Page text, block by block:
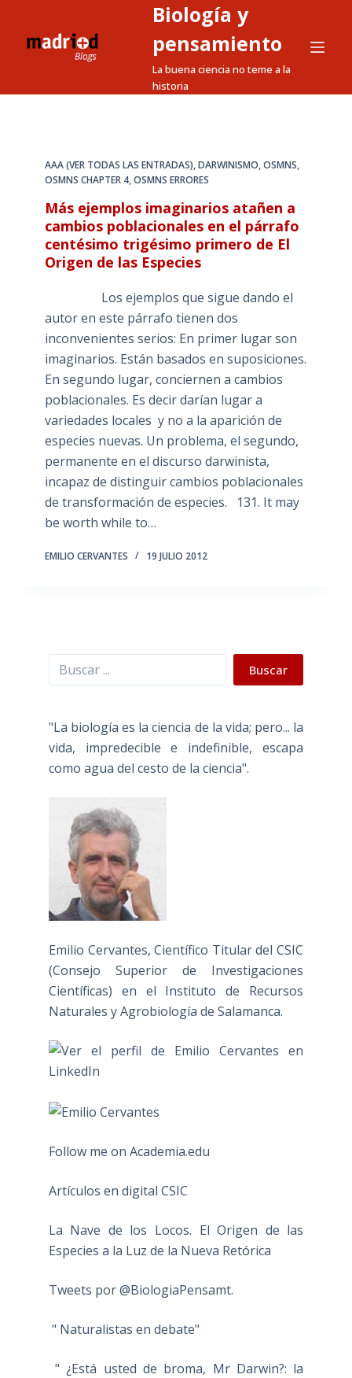
a
Biología y
pensamiento
La buena ciencia no teme a la
historia
AAA (VER TODAS LAS ENTRADAS),DARWINISMO,OSMNS,
OSMNS CHAPTER 4,OSMNS ERRORES
Más ejemplos imaginarios atañen a
cambios poblacionales en el párrafo
centésimo trigésimo primero de El
Origen de las Especies
Los ejemplos que sigue dando el
autor en este párrafo tienen dos
inconvenientes serios: En primer lugar son
imaginarios. Están basados en suposiciones.
En segundo lugar, conciernen a cambios
poblacionales. Es decir darían lugar a
variedades locales y no a la aparición de
especies nuevas. Un problema, el segundo,
permanente en el discurso darwinista,
incapaz de distinguir cambios poblacionales
de transformación de especies. 131. It may
be worth while to…
EMILIO CERVANTES 19 JULIO 2012
Buscar Buscar
"La biología es la ciencia de la vida; pero... la
vida, impredecible e indefinible, escapa
como agua del cesto de la ciencia".
Emilio Cervantes, Científico Titular del CSIC
(Consejo Superior de Investigaciones
Científicas) en el Instituto de Recursos
Naturales y Agrobiología de Salamanca.
Follow me on Academia.edu
Artículos en digital CSIC
La Nave de los Locos. El Origen de las
Especies a la Luz de la Nueva Retórica
Tweets por @BiologiaPensamt.
" Naturalistas en debate"
" ¿Está usted de broma, Mr Darwin?: la